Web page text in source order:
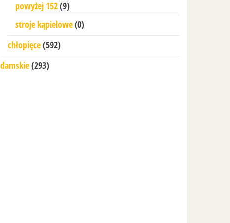
powyżej 152(9)
stroje kąpielowe(0)
chłopięce(592)
damskie(293)